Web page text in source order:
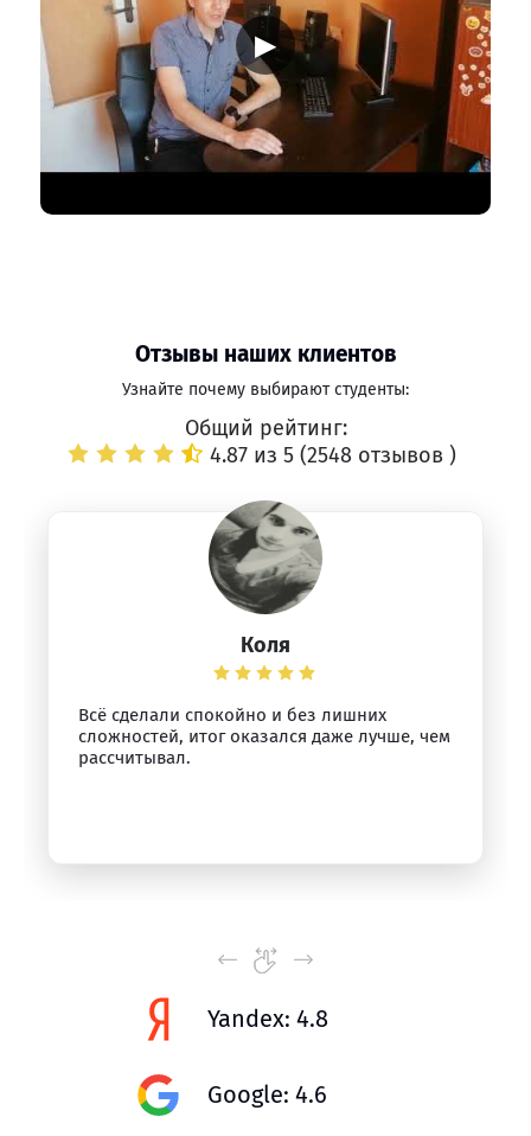
▶
Отзывы наших клиентов
Узнайте почему выбирают студенты:
Общий рейтинг:
4.87 из 5 (2548 отзывов )
Коля
Всё сделали спокойно и без лишних
сложностей, итог оказался даже лучше, чем
рассчитывал.
Yandex: 4.8
Google: 4.6